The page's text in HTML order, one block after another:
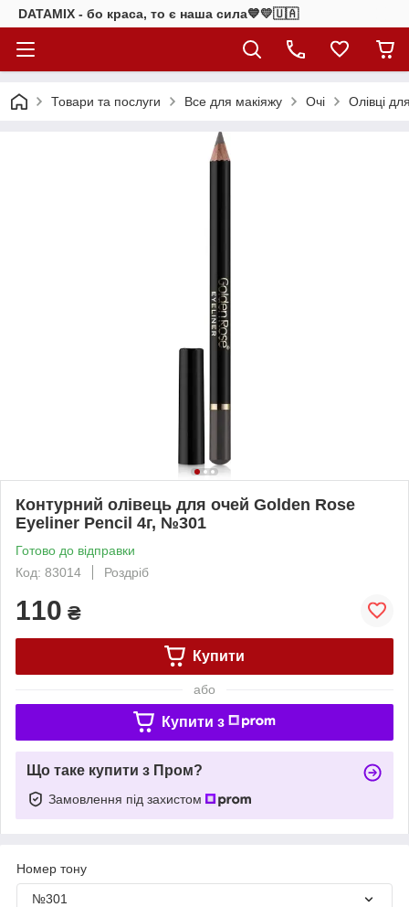
DATAMIX - бо краcа, то є наша сила​💙💛🇺🇦​
Товари та послуги Все для макіяжу Очі Олівці
Контурний олівець для очей Golden Rose
Eyeliner Pencil 4г, №301
Готово до відправки
Код: 83014
Роздріб
110 ₴
Купити
або
Купити з
Що таке купити з Пром?
Замовлення під захистом
Номер тону
№301